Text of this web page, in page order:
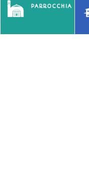
PARROCCHIA